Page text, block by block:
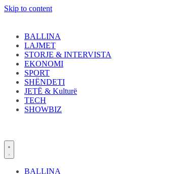
Skip to content
BALLINA
LAJMET
STORJE & INTERVISTA
EKONOMI
SPORT
SHËNDETI
JETË & Kulturë
TECH
SHOWBIZ
BALLINA